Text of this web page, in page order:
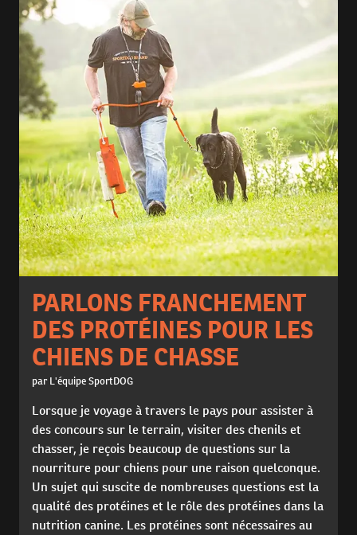
PARLONS FRANCHEMENT
DES PROTÉINES POUR LES
CHIENS DE CHASSE
par L'équipe SportDOG
Lorsque je voyage à travers le pays pour assister à
des concours sur le terrain, visiter des chenils et
chasser, je reçois beaucoup de questions sur la
nourriture pour chiens pour une raison quelconque.
Un sujet qui suscite de nombreuses questions est la
qualité des protéines et le rôle des protéines dans la
nutrition canine. Les protéines sont nécessaires au